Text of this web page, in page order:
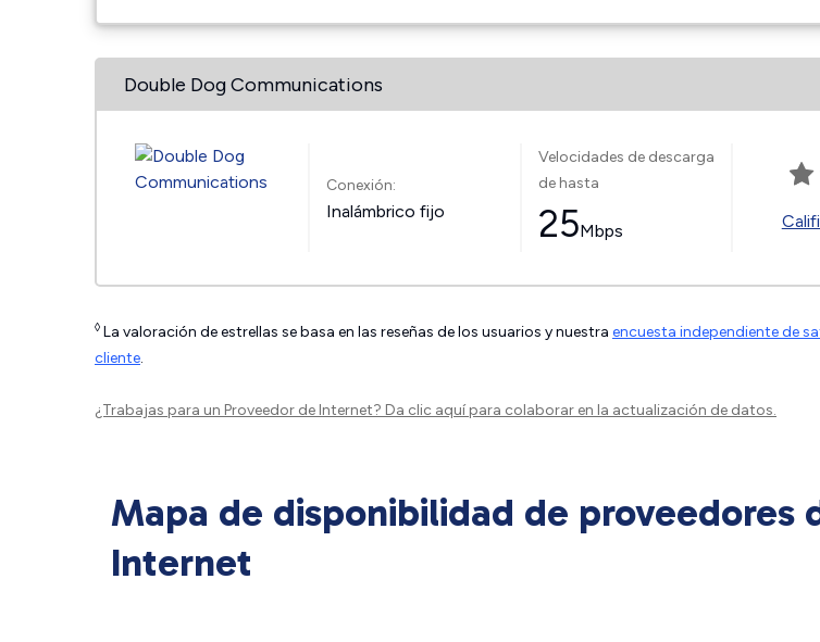
Double Dog Communications
Conexión:
Inalámbrico fijo
Velocidades de descarga
de hasta
25Mbps
◊ La valoración de estrellas se basa en las reseñas de los usuarios y nuestra encuesta independiente de
cliente.
¿Trabajas para un Proveedor de Internet? Da clic aquípara colaborar en la actualización de datos.
Mapa de disponibilidad de proveedores
Internet